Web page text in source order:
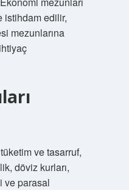
istihdam edilir,
mezunlarına
ve tasarruf,
döviz kurları,
ve parasal